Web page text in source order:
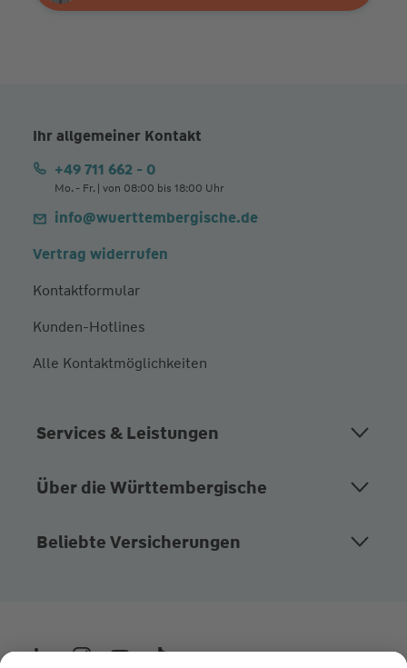
Ihr allgemeiner Kontakt
+49 711 662 - 0
Mo. - Fr. | von 08:00 bis 18:00 Uhr
info@wuerttembergische.de
Vertrag widerrufen
Kontaktformular
Kunden-Hotlines
Alle Kontaktmöglichkeiten
Services & Leistungen
Über die Württembergische
Beliebte Versicherungen